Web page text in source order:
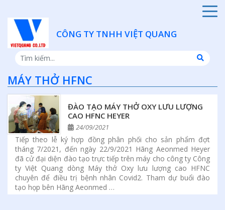
CÔNG TY TNHH VIỆT QUANG
MÁY THỞ HFNC
ĐÀO TẠO MÁY THỞ OXY LƯU LƯỢNG
CAO HFNC HEYER
24/09/2021
Tiếp theo lễ ký hợp đồng phân phối cho sản phẩm đợt
tháng 7/2021, đến ngày 22/9/2021 Hãng Aeonmed Heyer
đã cử đại diện đào tạo trực tiếp trên máy cho công ty Công
ty Việt Quang dòng Máy thở Oxy lưu lượng cao HFNC
chuyên để điều trị bệnh nhân Covid2. Tham dự buổi đào
tạo họp bên Hãng Aeonmed …